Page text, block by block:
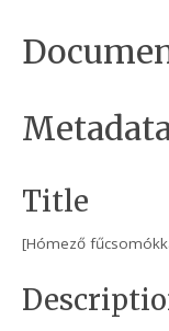
Title
[Hómező